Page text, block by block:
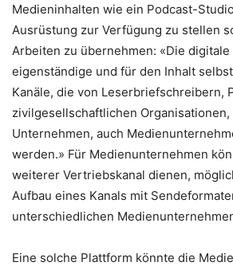
Medieninhalten wie ein Podcast-
Ausrüstung zur Verfügung zu stellen
Arbeiten zu übernehmen: «Die
eigenständige und für den Inhalt
Kanäle, die von Leserbriefschreibern,
zivilgesellschaftlichen Organisationen,
Unternehmen, auch
werden.» Für Medienunternehmen
weiterer Vertriebskanal dienen,
Aufbau eines Kanals mit
unterschiedlichen
Eine solche Plattform könnte die